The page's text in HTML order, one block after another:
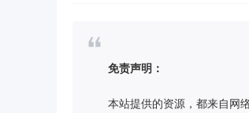
免责声明：
本站提供的资源，都来自网